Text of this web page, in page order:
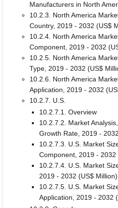
Manufacturers in North
10.2.3. North America
Country, 2019 - 2032 (US$
10.2.4. North America
Component, 2019 - 2032
10.2.5. North America
Type, 2019 - 2032 (US$
10.2.6. North America
Application, 2019 - 2032
10.2.7. U.S.
10.2.7.1. Overview
10.2.7.2. Market
Growth Rate, 2019 -
10.2.7.3. U.S. Market
Component, 2019 - 2032
10.2.7.4. U.S. Market
2019 - 2032 (US$ Million)
10.2.7.5. U.S. Market
Application, 2019 - 2032